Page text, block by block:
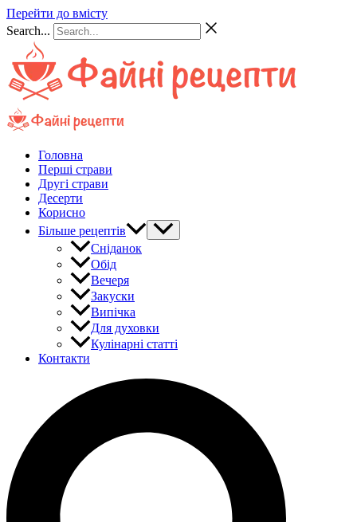
Перейти до вмісту
Search...
Головна
Перші страви
Другі страви
Десерти
Корисно
Більше рецептів
Сніданок
Обід
Вечеря
Закуски
Випічка
Для духовки
Кулінарні статті
Контакти